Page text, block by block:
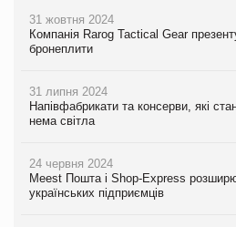
31 жовтня 2024
Компанія Rarog Tactical Gear
бронеплити
31 липня 2024
Напівфабрикати та консерви, які
нема світла
24 червня 2024
Meest Пошта і Shop-Express
українських підприємців